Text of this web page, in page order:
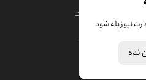
نیوز بله شود
نده
قیمت درهم امارات